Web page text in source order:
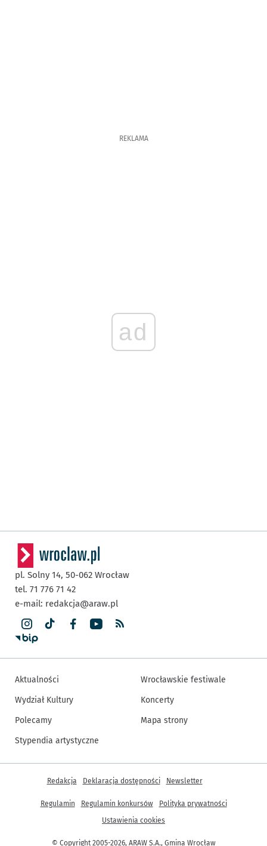
REKLAMA
ad
pl. Solny 14, 50-062 Wrocław
tel. 71 776 71 42
e-mail: redakcja@araw.pl
Aktualności
Wydział Kultury
Polecamy
Stypendia artystyczne
Wrocławskie festiwale
Koncerty
Mapa strony
© Copyright 2005-2026, ARAW S.A., Gmina Wrocław
Inne informacje
Redakcja Deklaracja dostępności Newsletter
Regulamin Regulamin konkursów
Polityka prywatności
Ustawienia cookies